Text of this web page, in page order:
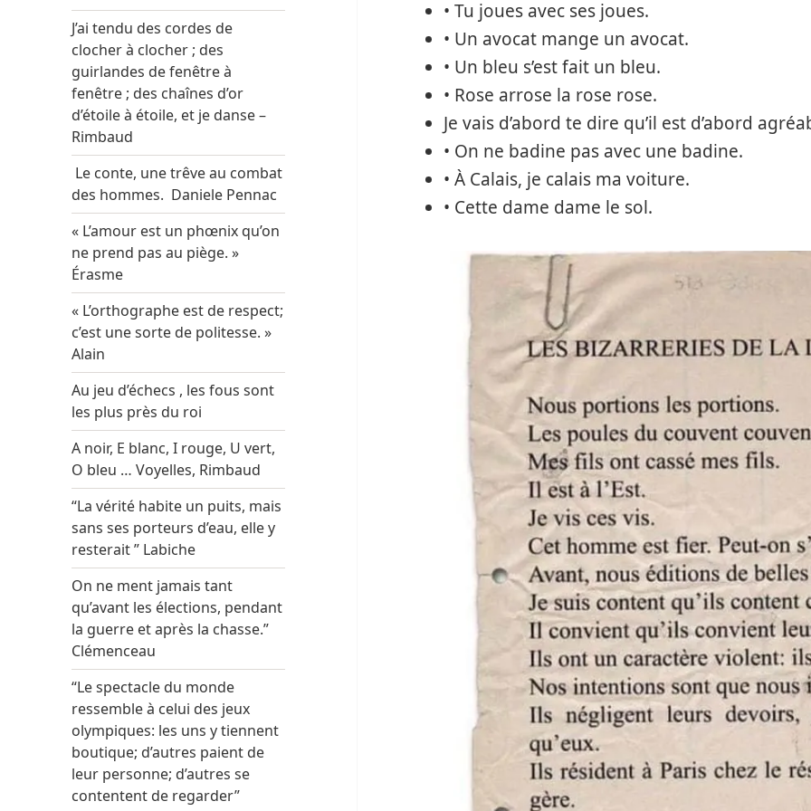
J’ai tendu des cordes de
clocher à clocher ; des
guirlandes de fenêtre à
fenêtre ; des chaînes d’or
d’étoile à étoile, et je danse –
Rimbaud
Le conte, une trêve au combat
des hommes. Daniele Pennac
« L’amour est un phœnix qu’on
ne prend pas au piège. »
Érasme
« L’orthographe est de respect;
c’est une sorte de politesse. »
Alain
Au jeu d’échecs , les fous sont
les plus près du roi
A noir, E blanc, I rouge, U vert,
O bleu … Voyelles, Rimbaud
“La vérité habite un puits, mais
sans ses porteurs d’eau, elle y
resterait ” Labiche
On ne ment jamais tant
qu’avant les élections, pendant
la guerre et après la chasse.”
Clémenceau
“Le spectacle du monde
ressemble à celui des jeux
olympiques: les uns y tiennent
boutique; d’autres paient de
leur personne; d’autres se
contentent de regarder”
• Tu joues avec ses joues.
• Un avocat mange un avocat.
• Un bleu s’est fait un bleu.
• Rose arrose la rose rose.
Je vais d’abord te dire qu’il est d’abord
• On ne badine pas avec une badine.
• À Calais, je calais ma voiture.
• Cette dame dame le sol.